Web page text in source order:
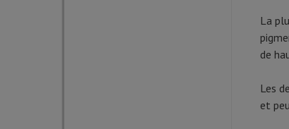
La
de
Les
et